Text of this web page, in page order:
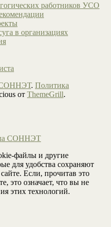
работников УСО
в организациях
. Политика
от ThemeGrill.
СОННЭТ
файлы и другие
для удобства сохраняют
Если, прочитав это
это означает, что вы не
этих технологий.